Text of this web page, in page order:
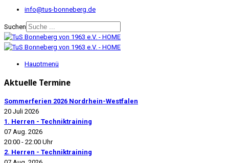
info@tus-bonneberg.de
Suchen
Hauptmenü
Aktuelle Termine
Sommerferien 2026 Nordrhein-Westfalen
20 Juli 2026
1. Herren - Techniktraining
07 Aug. 2026
20:00 - 22:00 Uhr
2. Herren - Techniktraining